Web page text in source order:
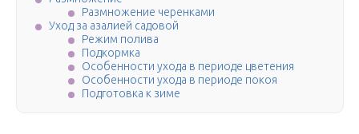
Размножение черенками
Уход за азалией садовой
Режим полива
Подкормка
Особенности ухода в периоде цветения
Особенности ухода в периоде покоя
Подготовка к зиме